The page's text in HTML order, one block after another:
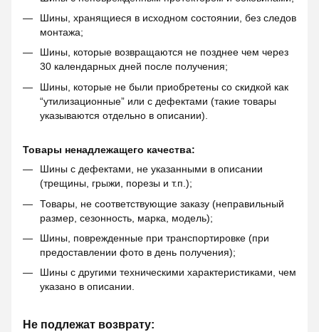
Шины, хранящиеся в исходном состоянии, без следов
монтажа;
Шины, которые возвращаются не позднее чем через
30 календарных дней после получения;
Шины, которые не были приобретены со скидкой как
“утилизационные” или с дефектами (такие товары
указываются отдельно в описании).
Товары ненадлежащего качества:
Шины с дефектами, не указанными в описании
(трещины, грыжи, порезы и т.п.);
Товары, не соответствующие заказу (неправильный
размер, сезонность, марка, модель);
Шины, поврежденные при транспортировке (при
предоставлении фото в день получения);
Шины с другими техническими характеристиками, чем
указано в описании.
Не подлежат возврату: